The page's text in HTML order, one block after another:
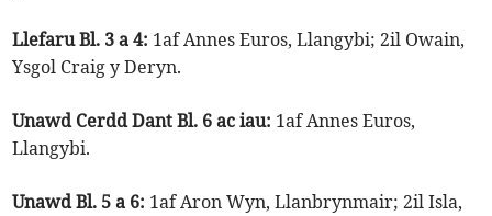
Llefaru Bl. 3 a 4: 1af Annes Euros, Llangybi; 2il Owain,
Ysgol Craig y Deryn.
Unawd Cerdd Dant Bl. 6 ac iau: 1af Annes Euros,
Llangybi.
Unawd Bl. 5 a 6: 1af Aron Wyn, Llanbrynmair; 2il Isla,